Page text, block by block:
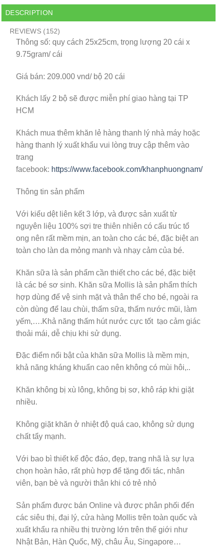
DESCRIPTION
REVIEWS (152)
Thông số: quy cách 25x25cm, trọng lượng 20 cái x
9.75gram/ cái
Giá bán: 209.000 vnd/ bộ 20 cái
Khách lấy 2 bộ sẽ được miễn phí giao hàng tại TP
HCM
Khách mua thêm khăn lẻ hàng thanh lý nhà máy hoặc
hàng thanh lý xuất khẩu vui lòng truy cập thêm vào
trang
facebook: https://www.facebook.com/khanphuongnam/
Thông tin sản phẩm
Với kiểu dệt liên kết 3 lớp, và được sản xuất từ
nguyên liệu 100% sợi tre thiên nhiên có cấu trúc tổ
ong nên rất mềm mịn, an toàn cho các bé, đặc biệt an
toàn cho làn da mỏng manh và nhạy cảm của bé.
Khăn sữa là sản phẩm cần thiết cho các bé, đặc biệt
là các bé sơ sinh. Khăn sữa Mollis là sản phẩm thích
hợp dùng để vệ sinh mặt và thân thể cho bé, ngoài ra
còn dùng để lau chùi, thấm sữa, thấm nước mũi, làm
yếm,….Khả năng thấm hút nước cực tốt tạo cảm giác
thoải mái, dễ chịu khi sử dụng.
Đặc điểm nổi bật của khăn sữa Mollis là mềm mịn,
khả năng kháng khuẩn cao nên không có mùi hôi,..
Khăn không bị xù lông, không bị sơ, khô ráp khi giặt
nhiều.
Không giặt khăn ở nhiệt độ quá cao, không sử dụng
chất tẩy mạnh.
Với bao bì thiết kế độc đáo, đẹp, trang nhã là sự lựa
chọn hoàn hảo, rất phù hợp để tặng đối tác, nhân
viên, bạn bè và người thân khi có trẻ nhỏ
Sản phẩm được bán Online và được phân phối đến
các siêu thị, đại lý, cửa hàng Mollis trên toàn quốc và
xuất khẩu ra nhiều thị trường lớn trên thế giới như
Nhật Bản, Hàn Quốc, Mỹ, châu Âu, Singapore…